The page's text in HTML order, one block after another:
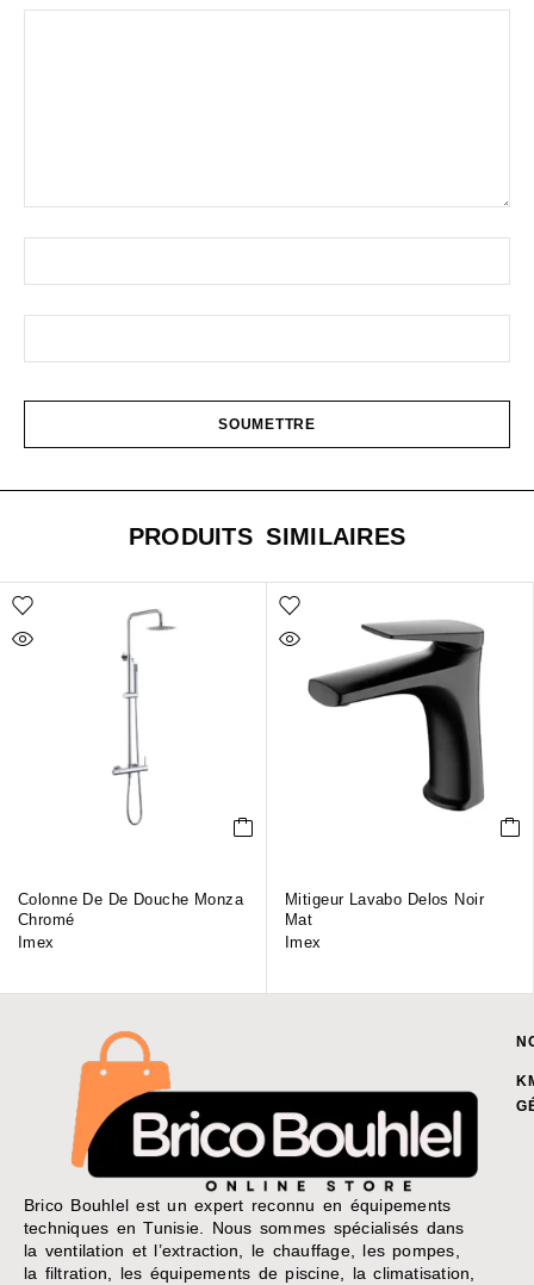
PRODUITS SIMILAIRES
Colonne De De Douche Monza
Chromé
Imex
Mitigeur Lavabo Delos Noir
Mat
Imex
Brico Bouhlel est un expert reconnu en équipements
techniques en Tunisie. Nous sommes spécialisés dans
la ventilation et l’extraction, le chauffage, les pompes,
la filtration, les équipements de piscine, la climatisation,